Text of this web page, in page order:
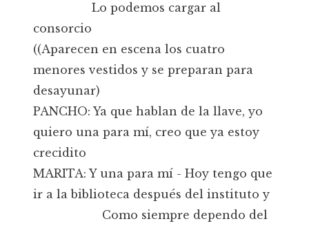
Lo podemos cargar al
consorcio
((Aparecen en escena los cuatro
menores vestidos y se preparan para
desayunar)
PANCHO: Ya que hablan de la llave, yo
quiero una para mí, creo que ya estoy
crecidito
MARITA: Y una para mí - Hoy tengo que
ir a la biblioteca después del instituto y
Como siempre dependo del